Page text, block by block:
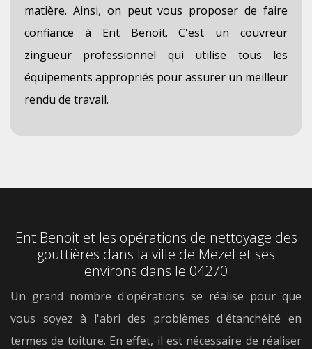
matière. Ainsi, on peut vous proposer de faire
confiance à Ent Benoit. C'est un couvreur
zingueur professionnel qui utilise tous les
équipements appropriés pour assurer un meilleur
rendu de travail.
Ent Benoit et les opérations de nettoyage des
gouttières dans la ville de Mezel et ses
environs dans le 04270
Un grand nombre d'opérations se réalise pour que
vous soyez à l'abri des problèmes d'étanchéité en
termes de toiture. En effet, il est nécessaire de réaliser